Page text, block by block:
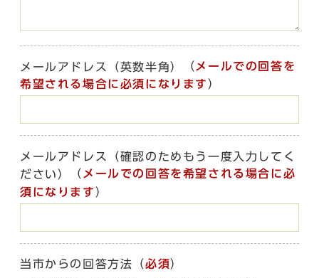
メールアドレス（英数半角） （ メールでの回答を
希望される場合に必須になります ）
メールアドレス（確認のためもう一度入力してく
ださい）
（ メールでの回答を希望される場合に必
須になります ）
当市からの回答方法 （必須）